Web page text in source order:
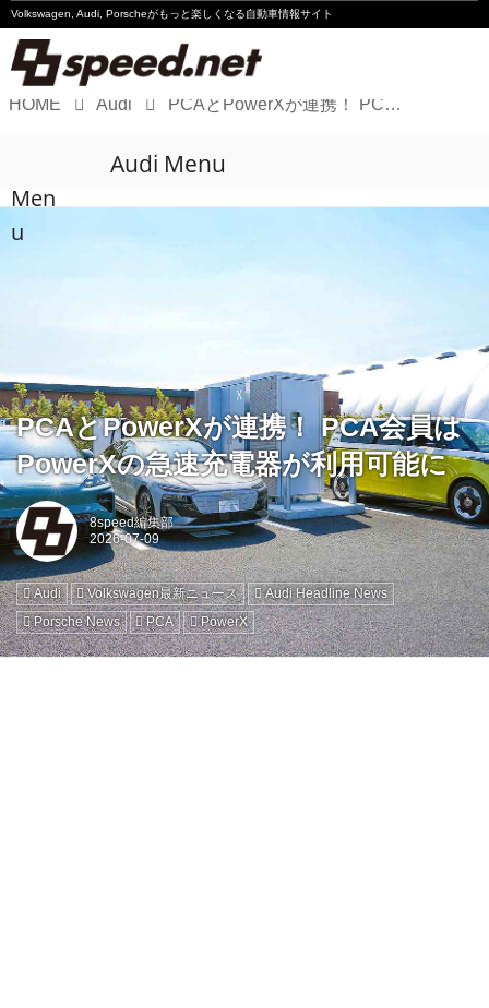
Volkswagen, Audi, Porscheがもっと楽しくなる自動車情報サイト
Audi
HOME Audi PCAとPowerXが連携！ PCA会員はPowerXの急速充電器が利用可能に
Men
u
Audi Menu
PCAとPowerXが連携！ PCA会員は
PowerXの急速充電器が利用可能に
8speed編集部
Audi Volkswagen最新ニュース
Audi Headline News
Porsche News
PCA PowerX